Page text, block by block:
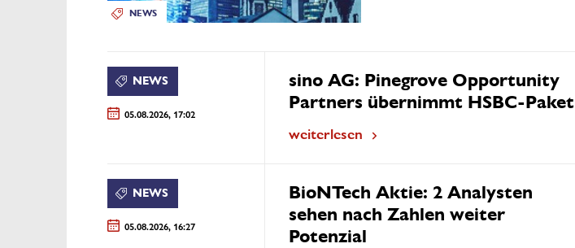
NEWS
NEWS
05.08.2026, 17:02
sino AG: Pinegrove Opportunity
Partners übernimmt HSBC-Paket
weiterlesen
NEWS
05.08.2026, 16:27
BioNTech Aktie: 2 Analysten
sehen nach Zahlen weiter
Potenzial